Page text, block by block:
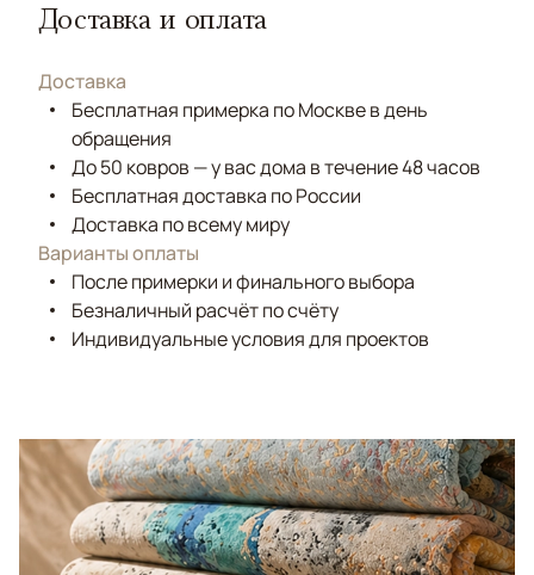
Доставка и оплата
Доставка
Бесплатная примерка по Москве в день
обращения
До 50 ковров — у вас дома в течение 48 часов
Бесплатная доставка по России
Доставка по всему миру
Варианты оплаты
После примерки и финального выбора
Безналичный расчёт по счёту
Индивидуальные условия для проектов